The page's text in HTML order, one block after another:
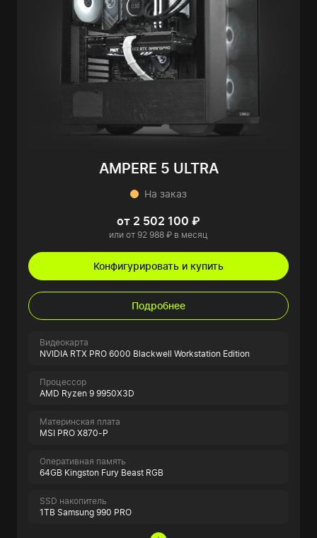
AMPERE 5 ULTRA
На заказ
от 2 502 100 ₽
или от 92 988 ₽ в месяц
Конфигурировать и купить
Подробнее
Видеокарта
NVIDIA RTX PRO 6000 Blackwell Workstation Edition
Процессор
AMD Ryzen 9 9950X3D
Материнская плата
MSI PRO X870-P
Оперативная память
64GB Kingston Fury Beast RGB
SSD накопитель
1TB Samsung 990 PRO